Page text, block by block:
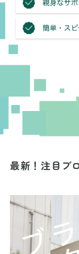
最新！注目ブ